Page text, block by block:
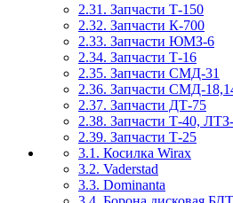
2.31. Запчасти Т-150
2.32. Запчасти К-700
2.33. Запчасти ЮМЗ-6
2.34. Запчасти Т-16
2.35. Запчасти СМД-31
2.36. Запчасти СМД-
2.37. Запчасти ДТ-75
2.38. Запчасти Т-40,
2.39. Запчасти Т-25
3.1. Косилка Wirax
3.2. Vaderstad
3.3. Dominanta